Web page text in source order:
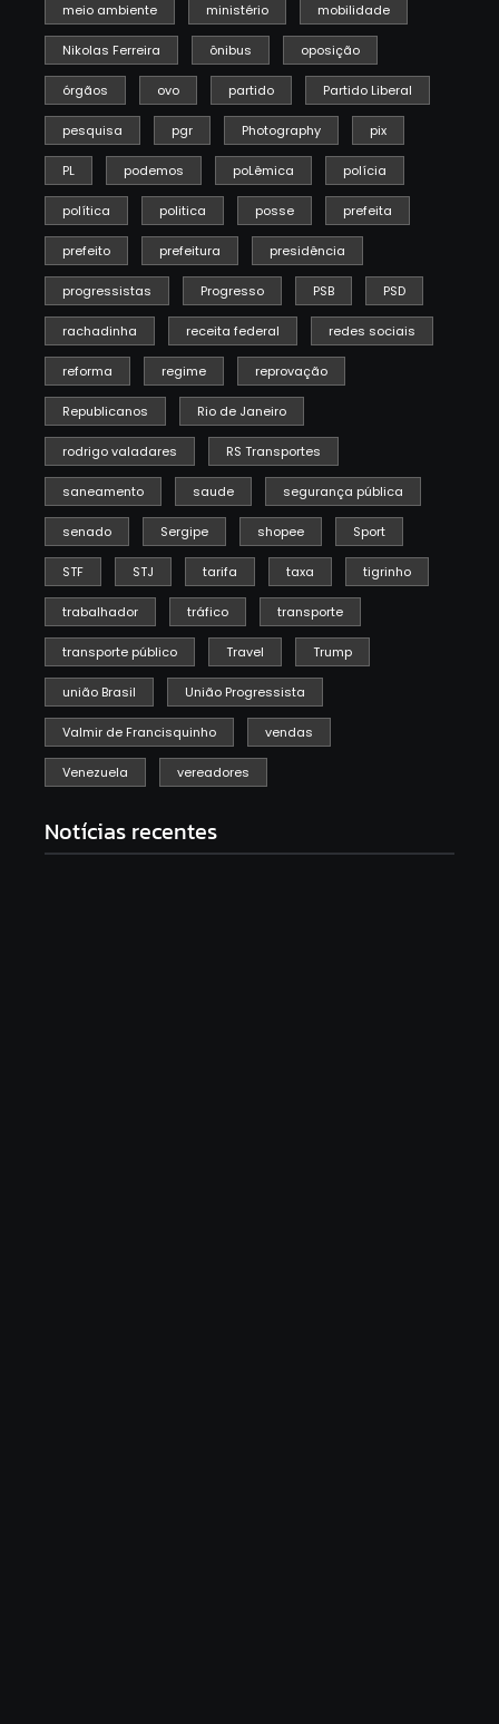
meio ambiente ministério mobilidade
Nikolas Ferreira ônibus oposição
órgãos ovo partido Partido Liberal
pesquisa pgr Photography pix
PL podemos poLêmica polícia
política politica posse prefeita
prefeito prefeitura presidência
progressistas Progresso PSB PSD
rachadinha receita federal redes sociais
reforma regime reprovação
Republicanos Rio de Janeiro
rodrigo valadares RS Transportes
saneamento saude segurança pública
senado Sergipe shopee Sport
STF STJ tarifa taxa tigrinho
trabalhador tráfico transporte
transporte público Travel Trump
união Brasil União Progressista
Valmir de Francisquinho vendas
Venezuela vereadores
Notícias recentes